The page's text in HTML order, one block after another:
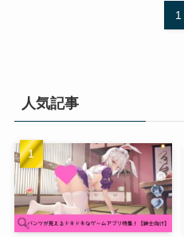
1
人気記事